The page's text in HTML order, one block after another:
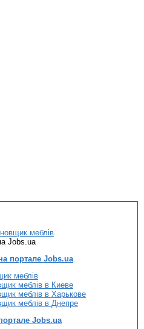
меблів
Jobs.ua
портале Jobs.ua
меблів
меблів в Киеве
меблів в Харькове
меблів в Днепре
Jobs.ua